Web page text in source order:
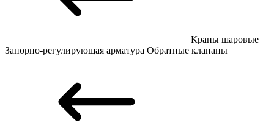
Краны шаровые
Запорно-регулирующая арматура Обратные клапаны